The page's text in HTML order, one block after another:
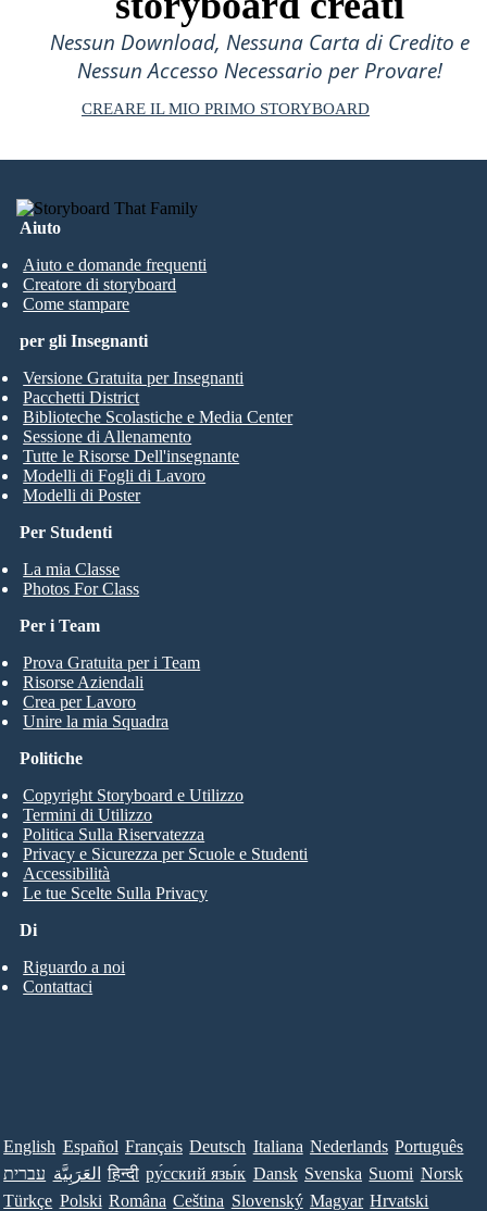
Nessun Download, Nessuna Carta di Credito e
Nessun Accesso Necessario per Provare!
CREARE IL MIO PRIMO STORYBOARD
Aiuto
Aiuto e domande frequenti
Creatore di storyboard
Come stampare
Per Studenti
La mia Classe
Photos For Class
per gli Insegnanti
Versione Gratuita per Insegnanti
Pacchetti District
Biblioteche Scolastiche e Media Center
Sessione di Allenamento
Tutte le Risorse Dell'insegnante
Modelli di Fogli di Lavoro
Modelli di Poster
Per i Team
Prova Gratuita per i Team
Risorse Aziendali
Crea per Lavoro
Unire la mia Squadra
Di
Riguardo a noi
Contattaci
Politiche
Copyright Storyboard e Utilizzo
Termini di Utilizzo
Politica Sulla Riservatezza
Privacy e Sicurezza per Scuole e Studenti
Accessibilità
Le tue Scelte Sulla Privacy
English Español Français Deutsch Italiana Nederlands Português
עברית العَرَبِيَّة हिन्दी ру́сский язы́к Dansk Svenska Suomi Norsk
Türkçe Polski Româna Ceština Slovenský Magyar Hrvatski